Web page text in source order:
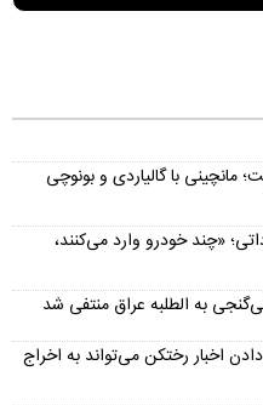
مانچینی با گالیاردی و بونوچی
«چند خودرو وارد می‌کنند،
به الطلبه عراق منتفی شد
اخبار رختکن می‌تواند به اخراج